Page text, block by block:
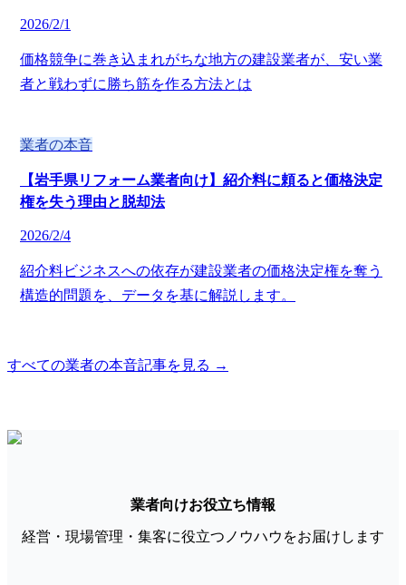
2026/2/1
価格競争に巻き込まれがちな地方の建設業者が、安い業
者と戦わずに勝ち筋を作る方法とは
業者の本音
【岩手県リフォーム業者向け】紹介料に頼ると価格決定
権を失う理由と脱却法
2026/2/4
紹介料ビジネスへの依存が建設業者の価格決定権を奪う
構造的問題を、データを基に解説します。
すべての業者の本音記事を見る →
業者向けお役立ち情報
経営・現場管理・集客に役立つノウハウをお届けします